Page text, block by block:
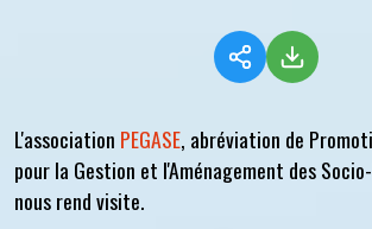
L'association PEGASE, abréviation de
pour la Gestion et l'Aménagement des
nous rend visite.